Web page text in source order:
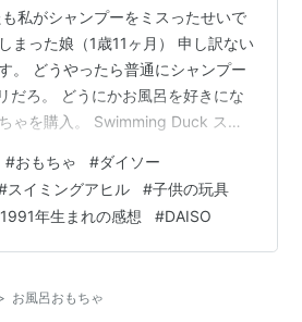
私がシャンプーをミスったせいで
まった娘（1歳11ヶ月） 申し訳ない
。 どうやったら普通にシャンプー
だろ。 どうにかお風呂を好きにな
ゃを購入。 Swimming Duck スイ
ットストア 中身 可愛い顔をしてま
とちっちゃいアヒルを繋げてこう
つけちゃってますね。 パッケージ
が書いてあり、てっきり小さいア
#おもちゃ #ダイソー
スイミングアヒル #子供の玩具
1991年生まれの感想 #DAISO
お風呂おもちゃ